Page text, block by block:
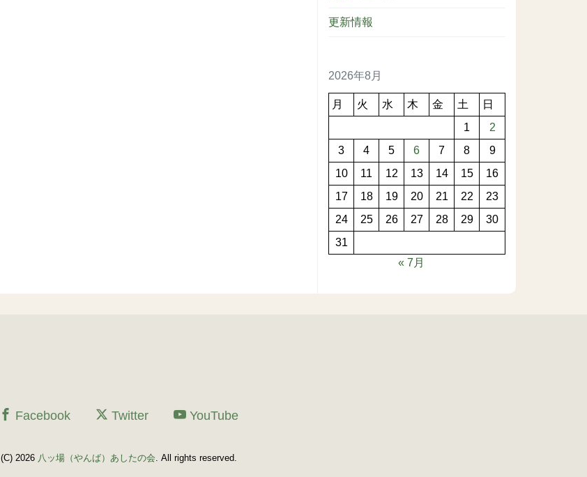
更新情報
2026年8月
月 火 水 木 金 土
日
1
2
3
4 5 6 7 8
9
10
11 12 13 14 15
16
17
18 19 20 21 22
23
24
25 26 27 28 29
30
31
« 7月
Facebook Twitter YouTube
(C) 2026 八ッ場（やんば）あしたの会. All rights reserved.